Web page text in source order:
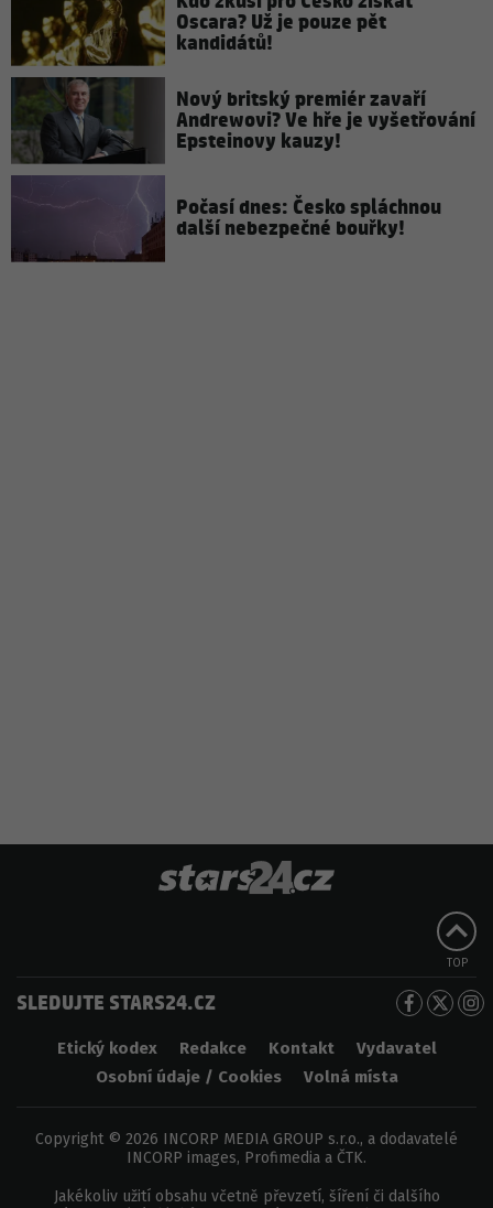
Oscara? Už je pouze pět
kandidátů!
Nový britský premiér zavaří
Andrewovi? Ve hře je vyšetřování
Epsteinovy kauzy!
Počasí dnes: Česko spláchnou
další nebezpečné bouřky!
TOP
SLEDUJTE STARS24.CZ
Etický kodex Redakce Kontakt
Vydavatel
Osobní údaje / Cookies
Volná místa
Copyright © 2026 INCORP MEDIA GROUP s.r.o., a dodavatelé
INCORP images, Profimedia a ČTK.
Jakékoliv užití obsahu včetně převzetí, šíření či dalšího